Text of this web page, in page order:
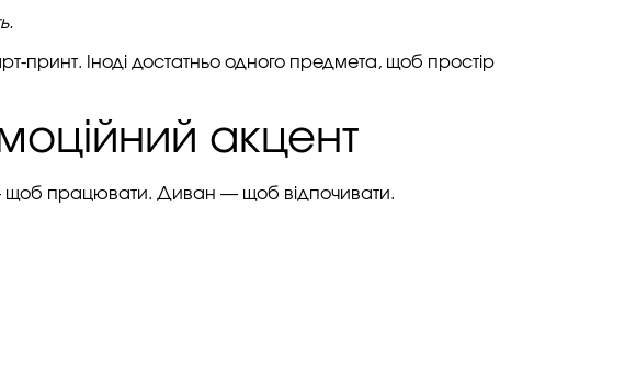
принт. Іноді достатньо одного предмета, щоб простір
акцент
— щоб працювати. Диван — щоб відпочивати.